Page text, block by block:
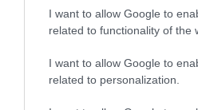
I want to allow Google to
related to functionality of the
I want to allow Google to
related to personalization.